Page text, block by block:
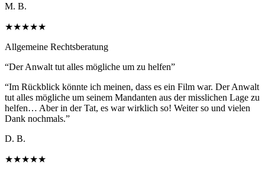
M. B.
★★★★★
Allgemeine Rechtsberatung
“Der Anwalt tut alles mögliche um zu helfen”
“Im Rückblick könnte ich meinen, dass es ein Film war. Der Anwalt
tut alles mögliche um seinem Mandanten aus der misslichen Lage zu
helfen… Aber in der Tat, es war wirklich so! Weiter so und vielen
Dank nochmals.”
D. B.
★★★★★